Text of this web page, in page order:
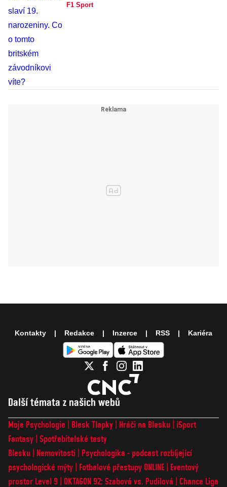
F1 Sport
Další témata z našich webů
Moje Psychologie Blesk Tlapky Hráči na Blesku
iSport
Fantasy Spotřebitelské testy
Blesku
Nemovitosti
Psychologika - podcast rozbíjející
psychologické mýty
Fotbalové přestupy ONLINE
Eventový
prostor Level 9 OKTAGON 92: Szabová vs. Pudilová
Chance Liga
Kontakty Redakce Inzerce RSS Kariéra